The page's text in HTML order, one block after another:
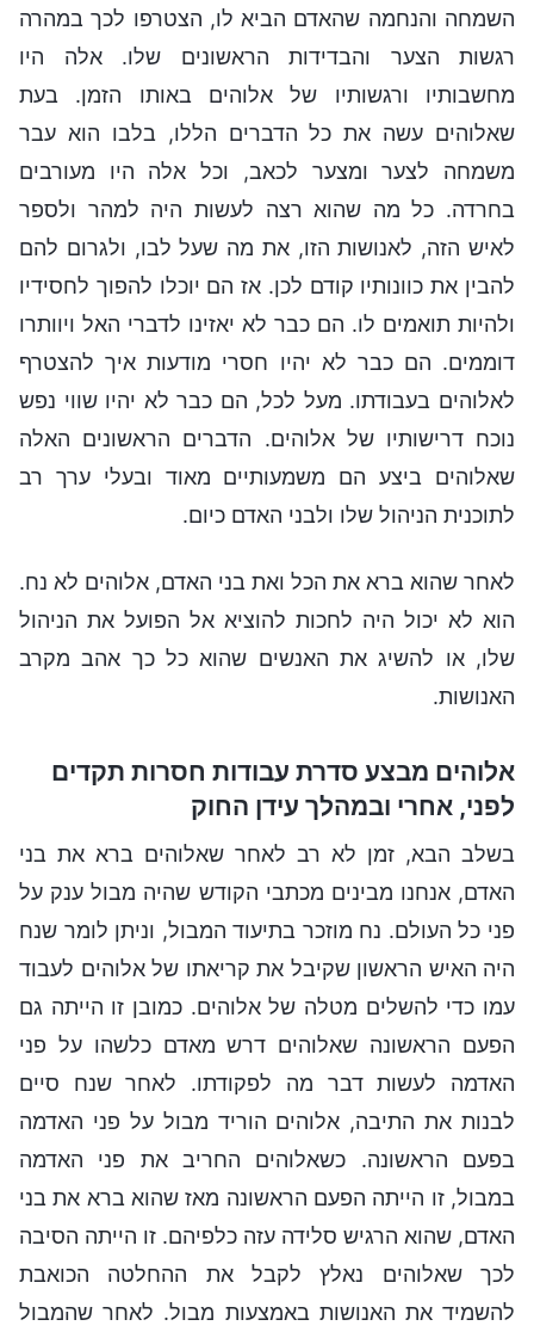
השמחה והנחמה שהאדם הביא לו, הצטרפו לכך במהרה
רגשות הצער והבדידות הראשונים שלו. אלה היו
מחשבותיו ורגשותיו של אלוהים באותו הזמן. בעת
שאלוהים עשה את כל הדברים הללו, בלבו הוא עבר
משמחה לצער ומצער לכאב, וכל אלה היו מעורבים
בחרדה. כל מה שהוא רצה לעשות היה למהר ולספר
לאיש הזה, לאנושות הזו, את מה שעל לבו, ולגרום להם
להבין את כוונותיו קודם לכן. אז הם יוכלו להפוך לחסידיו
ולהיות תואמים לו. הם כבר לא יאזינו לדברי האל ויוותרו
דוממים. הם כבר לא יהיו חסרי מודעות איך להצטרף
לאלוהים בעבודתו. מעל לכל, הם כבר לא יהיו שווי נפש
נוכח דרישותיו של אלוהים. הדברים הראשונים האלה
שאלוהים ביצע הם משמעותיים מאוד ובעלי ערך רב
לתוכנית הניהול שלו ולבני האדם כיום.
לאחר שהוא ברא את הכל ואת בני האדם, אלוהים לא נח.
הוא לא יכול היה לחכות להוציא אל הפועל את הניהול
שלו, או להשיג את האנשים שהוא כל כך אהב מקרב
האנושות.
אלוהים מבצע סדרת עבודות חסרות תקדים
לפני, אחרי ובמהלך עידן החוק
בשלב הבא, זמן לא רב לאחר שאלוהים ברא את בני
האדם, אנחנו מבינים מכתבי הקודש שהיה מבול ענק על
פני כל העולם. נח מוזכר בתיעוד המבול, וניתן לומר שנח
היה האיש הראשון שקיבל את קריאתו של אלוהים לעבוד
עמו כדי להשלים מטלה של אלוהים. כמובן זו הייתה גם
הפעם הראשונה שאלוהים דרש מאדם כלשהו על פני
האדמה לעשות דבר מה לפקודתו. לאחר שנח סיים
לבנות את התיבה, אלוהים הוריד מבול על פני האדמה
בפעם הראשונה. כשאלוהים החריב את פני האדמה
במבול, זו הייתה הפעם הראשונה מאז שהוא ברא את בני
האדם, שהוא הרגיש סלידה עזה כלפיהם. זו הייתה הסיבה
לכך שאלוהים נאלץ לקבל את ההחלטה הכואבת
להשמיד את האנושות באמצעות מבול. לאחר שהמבול